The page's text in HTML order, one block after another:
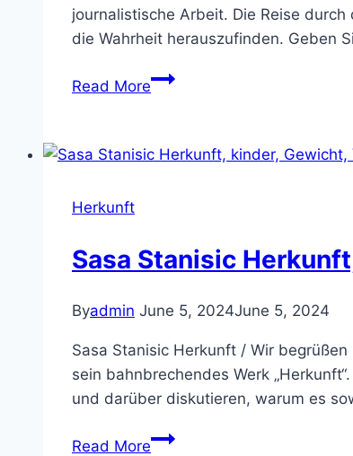
journalistische Arbeit. Die Reise
die Wahrheit herauszufinden. Geben
Read MoreRaschel
kinder,
Familie
Herkunft
Sasa Stanisic
Byadmin June 5, 2024June 5, 2024
Sasa Stanisic Herkunft / Wir
sein bahnbrechendes Werk
und darüber diskutieren, warum es
Read MoreSasa